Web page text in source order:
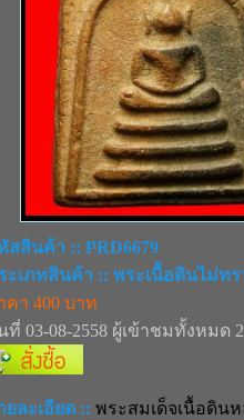
สสินค้า :: PRD6679
ะเภทสินค้า :: พระเนื้อดินไม่ท
คา 400 บาท
ที่ 03-08-2558 ผู้เข้าชมทั้งหมด
ยละเอียด :: พระสมเด็จเนื้อดิน